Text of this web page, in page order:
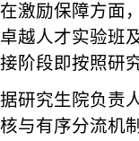
在激励保障方面
卓越人才实验班
接阶段即按照研
据研究生院负责
核与有序分流机